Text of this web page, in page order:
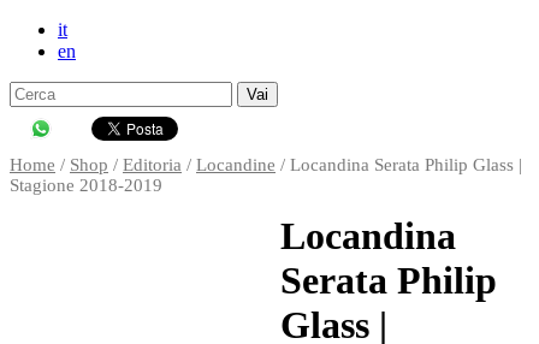
it
en
Search
for:
Skip
to
Main
Home / Shop / Editoria / Locandine / Locandina Serata Philip Glass |
Stagione 2018-2019
Locandina
Serata Philip
Glass |